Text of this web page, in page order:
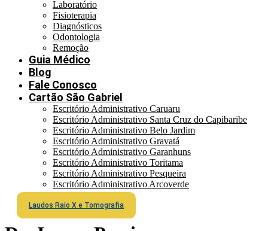
Laboratório
Fisioterapia
Diagnósticos
Odontologia
Remoção
Guia Médico
Blog
Fale Conosco
Cartão São Gabriel
Escritório Administrativo Caruaru
Escritório Administrativo Santa Cruz do Capibaribe
Escritório Administrativo Belo Jardim
Escritório Administrativo Gravatá
Escritório Administrativo Garanhuns
Escritório Administrativo Toritama
Escritório Administrativo Pesqueira
Escritório Administrativo Arcoverde
Laudos Raio X e Tomografia